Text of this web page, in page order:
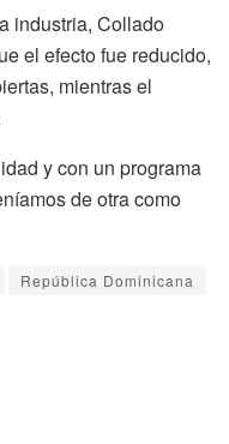
industria, Collado
el efecto fue reducido,
mientras el
y con un programa
de otra como
República Dominicana